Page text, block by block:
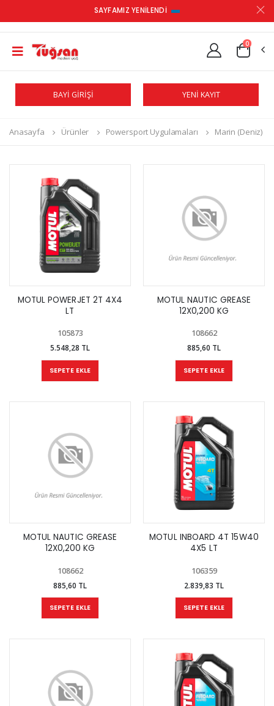
SAYFAMIZ YENİLENDİ
0
BAYİ GİRİŞİ YENİ KAYIT
Anasayfa Ürünler Powersport Uygulamaları Marin (Deniz)
MOTUL POWERJET 2T 4X4
LT
105873
5.548,28 TL
SEPETE EKLE
MOTUL NAUTIC GREASE
12X0,200 KG
108662
885,60 TL
SEPETE EKLE
MOTUL NAUTIC GREASE
12X0,200 KG
108662
885,60 TL
SEPETE EKLE
MOTUL INBOARD 4T 15W40
4X5 LT
106359
2.839,83 TL
SEPETE EKLE